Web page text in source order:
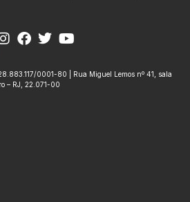
0001-80 | Rua Miguel Lemos nº 41, sala
– RJ, 22.071-00